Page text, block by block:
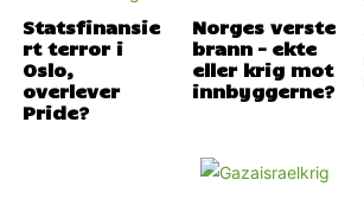
Statsfinansie
rt terror i
Oslo,
overlever
Pride?
Norges verste
brann – ekte
eller krig mot
innbyggerne?